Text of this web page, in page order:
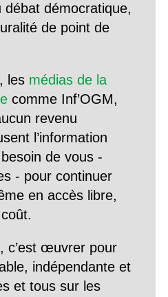
débat démocratique,
de point de
les médias de la
comme Inf’OGM,
revenu
l’information
de vous -
- pour continuer
en accès libre,
c’est œuvrer pour
indépendante et
et tous sur les